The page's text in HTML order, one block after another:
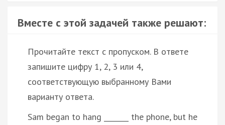
Вместе с этой задачей также решают:
Прочитайте текст с пропуском. В ответе
запишите цифру 1, 2, 3 или 4,
соответствующую выбранному Вами
варианту ответа.
Sam began to hang _______ the phone, but he